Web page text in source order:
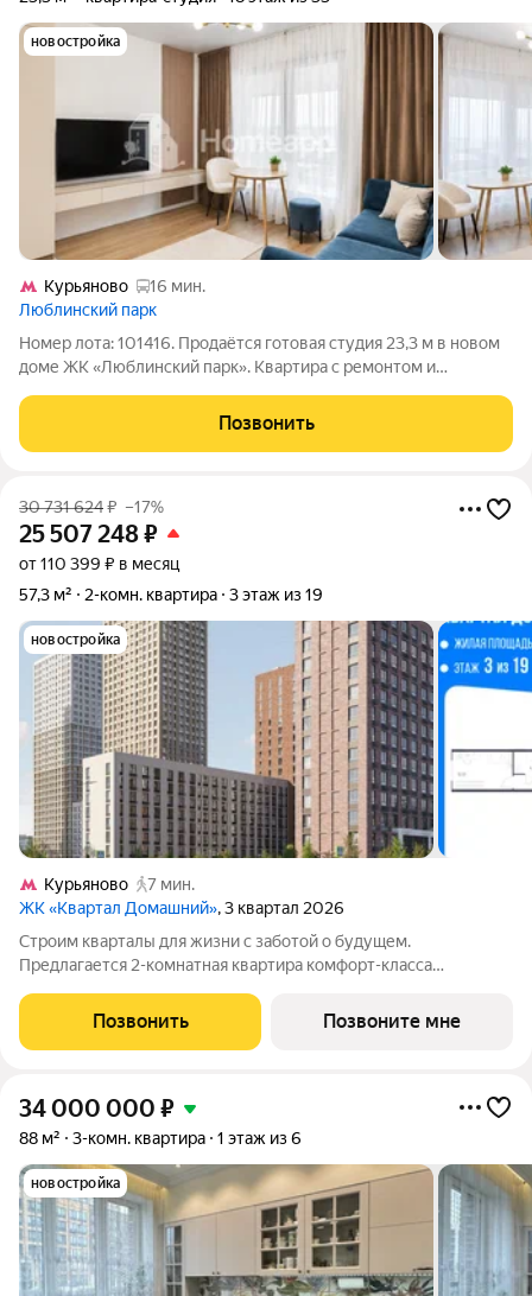
новостройка
Курьяново
16 мин.
Люблинский парк
Номер лота: 101416. Продаётся готовая студия 23,3 м в новом
доме ЖК «Люблинский парк». Квартира с ремонтом и
время на ремонт. После сделки можно сразу заехать самому
или быстро подготовить
Позвонить
30 731 624₽ –17%
25 507 248₽
от 110 399 ₽ в месяц
57,3 м²
2-комн. квартира 3 этаж из 19
новостройка
Курьяново
7 мин.
ЖК «Квартал Домашний», 3 квартал 2026
Строим кварталы для жизни с заботой о будущем.
Предлагается 2-комнатная квартира комфорт-класса
этаже, в жилом комплексе "Квартал Домашний".Застройщик
сдает квартиры с отделкой в нескольких
Позвонить Позвоните мне
34 000 000 ₽
88 м² 3-комн. квартира 1 этаж из 6
новостройка